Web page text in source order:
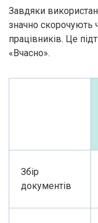
Завдяки
значно скорочують
працівників. Це
«Вчасно».
Збір
документів